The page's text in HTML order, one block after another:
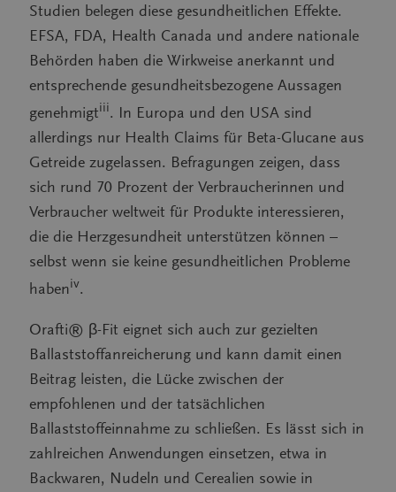
Studien belegen diese gesundheitlichen Effekte.
EFSA, FDA, Health Canada und andere nationale
Behörden haben die Wirkweise anerkannt und
entsprechende gesundheitsbezogene Aussagen
genehmigtiii. In Europa und den USA sind
allerdings nur Health Claims für Beta-Glucane aus
Getreide zugelassen. Befragungen zeigen, dass
sich rund 70 Prozent der Verbraucherinnen und
Verbraucher weltweit für Produkte interessieren,
die die Herzgesundheit unterstützen können –
selbst wenn sie keine gesundheitlichen Probleme
habeniv.
Orafti® β-Fit eignet sich auch zur gezielten
Ballaststoffanreicherung und kann damit einen
Beitrag leisten, die Lücke zwischen der
empfohlenen und der tatsächlichen
Ballaststoffeinnahme zu schließen. Es lässt sich in
zahlreichen Anwendungen einsetzen, etwa in
Backwaren, Nudeln und Cerealien sowie in